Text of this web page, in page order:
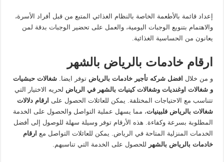
إعداد قائمة بالأطعمة الخاصة بالنظام الغذائي المتبع من قبل أفراد الأسرة،
والاهتمام بتنويع الوجبات اليومية، والعمل على تحضير الوجبات بدقة لمن
يعانون من الحساسية الغذائية.
ارقام خادمات بالرياض بالشهر
و من خلال افضل شركه تأجير خادمات بالرياضتوفر ايضا.شغالات حبشيات
و شغالات اوغنديات وشغالات كينيات بالشهر في الرياض لحريه الاختيار التي
تتناسب مع الاحتياجات المختلفة. يمكن للعائلات الحصول على ارقام دلالات
شغالات بالرياض فلبينيات، مما يسهل عملية التواصل والحصول على الخدمة
المطلوبة بسرعة وكفاءة. هذه الأرقام توفر وسيلة سهلة للوصول إلى أفضل
الخدمات المنزلية المتاحة في الرياض. يمكن للعائلات التواصل مع ارقام
خادمات بالرياض بالشهر للحصول على الخدمة التي تناسبهم.